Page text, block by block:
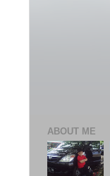
ABOUT ME